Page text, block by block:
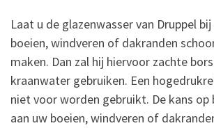
Laat u de glazenwasser van Druppel
boeien, windveren of dakranden
maken. Dan zal hij hiervoor zachte
kraanwater gebruiken. Een
niet voor worden gebruikt. De kans op
aan uw boeien, windveren of